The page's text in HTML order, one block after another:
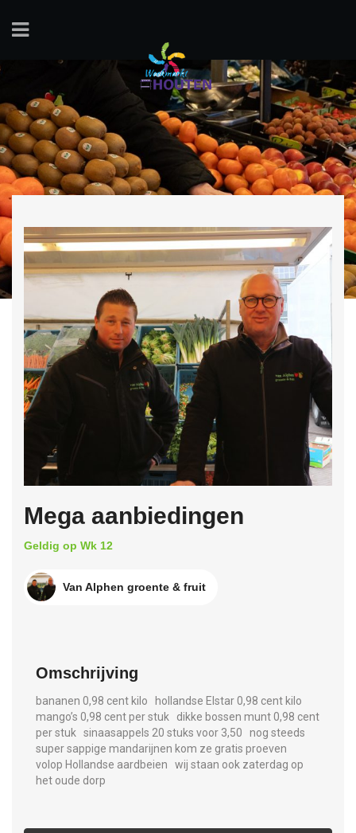
Mega aanbiedingen
Geldig op Wk 12
Van Alphen groente & fruit
Omschrijving
bananen 0,98 cent kilo hollandse Elstar 0,98 cent kilo
mango’s 0,98 cent per stuk dikke bossen munt 0,98 cent
per stuk sinaasappels 20 stuks voor 3,50 nog steeds
super sappige mandarijnen kom ze gratis proeven
volop Hollandse aardbeien wij staan ook zaterdag op
het oude dorp